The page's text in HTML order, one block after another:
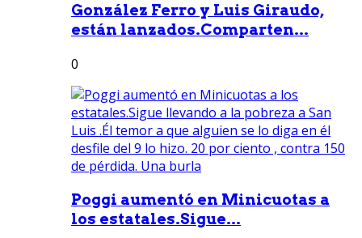
González Ferro y Luis Giraudo,
están lanzados.Comparten...
0
Poggi aumentó en Minicuotas a
los estatales.Sigue...